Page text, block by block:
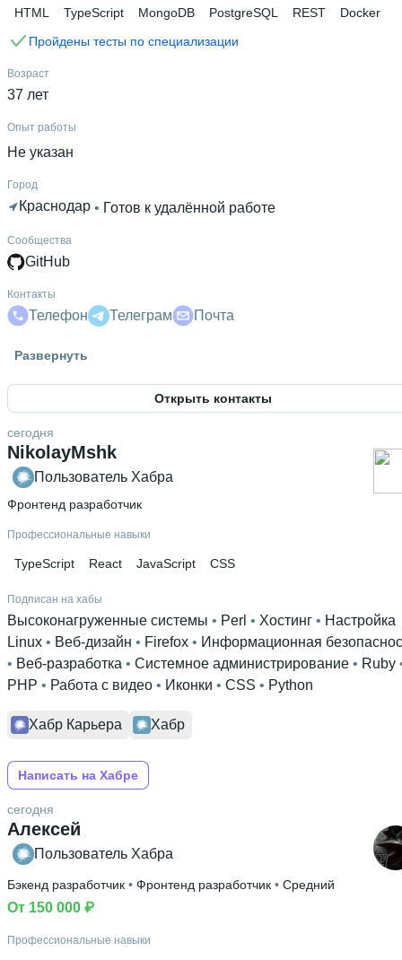
HTML TypeScript MongoDB PostgreSQL REST
Docker
Пройдены тесты по специализации
Возраст
37 лет
Опыт работы
Не указан
Город
Краснодар • Готов к удалённой работе
Сообщества
GitHub
Контакты
Телефон Телеграм Почта
Развернуть
Открыть контакты
NikolayMshk
сегодня
Пользователь Хабра
Фронтенд разработчик
Профессиональные навыки
TypeScript React JavaScript CSS
Подписан на хабы
Высоконагруженные системы • Perl • Хостинг • Настройка
Linux • Веб-дизайн • Firefox • Информационная
• Веб-разработка • Системное администрирование • Ruby
PHP • Работа с видео • Иконки • CSS • Python
Хабр Карьера Хабр
Написать на Хабре
Алексей
сегодня
Пользователь Хабра
Бэкенд разработчик • Фронтенд разработчик • Средний
От 150 000 ₽
Профессиональные навыки